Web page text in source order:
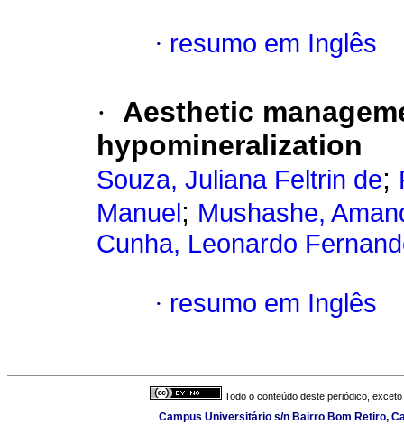
· resumo em Inglês
·
Aesthetic
hypomineralization
Souza, Juliana Feltrin de;
Manuel ; Mushashe,
Cunha, Leonardo
· resumo em Inglês
Todo o conteúdo deste periódico,
Campus Universitário s/n Bairro Bom Retiro,